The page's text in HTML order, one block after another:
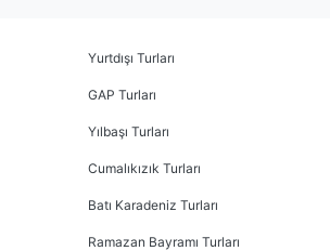
Yurtdışı Turları
GAP Turları
Yılbaşı Turları
Cumalıkızık Turları
Batı Karadeniz Turları
Ramazan Bayramı Turları